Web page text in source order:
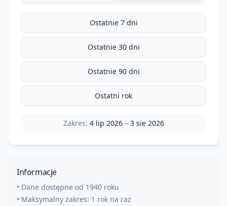
Ostatnie 7 dni
Ostatnie 30 dni
Ostatnie 90 dni
Ostatni rok
Zakres: 4 lip 2026– 3 sie 2026
Informacje
• Dane dostępne od 1940 roku
• Maksymalny zakres: 1 rok na raz